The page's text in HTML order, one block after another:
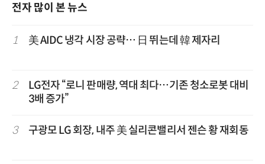
전자 많이 본 뉴스
1 美 AIDC 냉각 시장 공략… 日 뛰는데 韓 제자리
2
LG전자 “로니 판매량, 역대 최다…기존 청소로봇 대비
3배 증가”
3 구광모 LG 회장, 내주 美 실리콘밸리서 젠슨 황 재회동